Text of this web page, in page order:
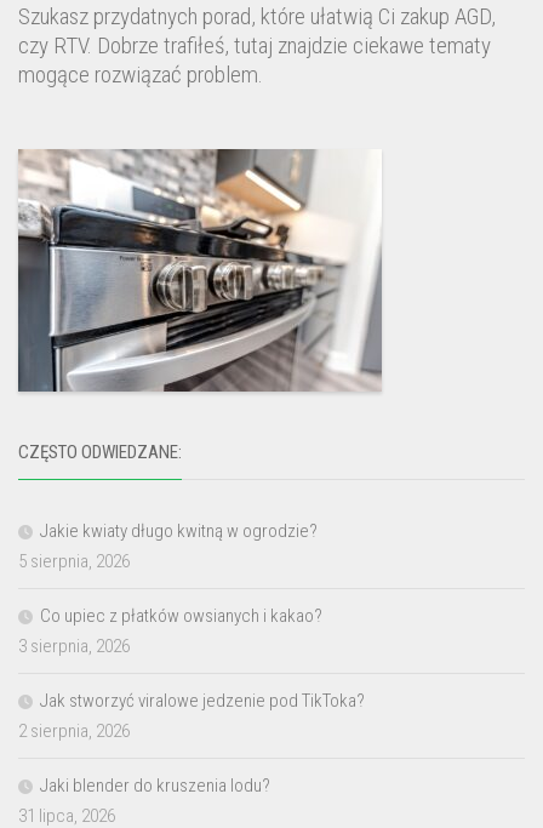
Szukasz przydatnych porad, które ułatwią Ci zakup AGD,
czy RTV. Dobrze trafiłeś, tutaj znajdzie ciekawe tematy
mogące rozwiązać problem.
CZĘSTO ODWIEDZANE:
Jakie kwiaty długo kwitną w ogrodzie?
5 sierpnia, 2026
Co upiec z płatków owsianych i kakao?
3 sierpnia, 2026
Jak stworzyć viralowe jedzenie pod TikToka?
2 sierpnia, 2026
Jaki blender do kruszenia lodu?
31 lipca, 2026